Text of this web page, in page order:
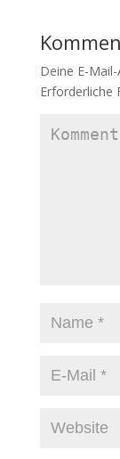
Deine E-
Erforderliche